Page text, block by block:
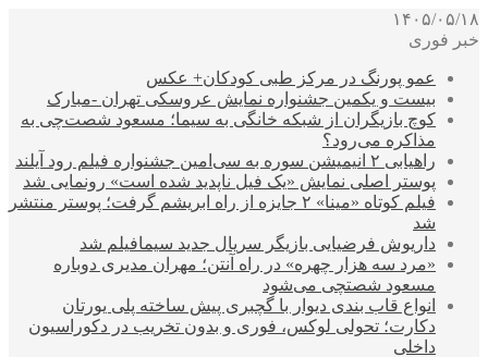
۱۴۰۵/۰۵/۱۸
خبر فوری
عمو پورنگ در مرکز طبی کودکان+ عکس
بیست و یکمین جشنواره نمایش عروسکی تهران -مبارک
کوچ بازیگران از شبکه خانگی به سیما؛ مسعود شصت‌چی به
مذاکره می‌رود؟
راهیابی ۲ انیمیشن سوره به سی‌امین جشنواره فیلم رود آیلند
پوستر اصلی نمایش «یک فیل ناپدید شده است» رونمایی شد
فیلم کوتاه «مینا» ۲ جایزه از راه ابریشم گرفت؛ پوستر منتشر
شد
داریوش فرضیایی بازیگر سریال جدید سیمافیلم شد
«مرد سه هزار چهره» در راه آنتن؛ مهران مدیری دوباره
مسعود شصتچی می‌شود
انواع قاب بندی دیوار با گچبری پیش ساخته پلی یورتان
دکارت؛ تحولی لوکس، فوری و بدون تخریب در دکوراسیون
داخلی